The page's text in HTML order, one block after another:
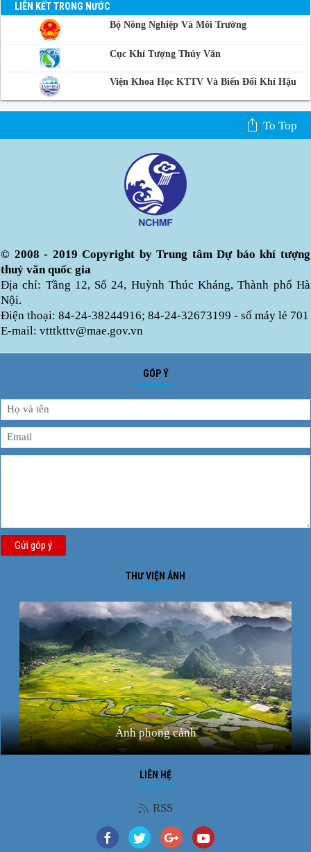
LIÊN KẾT TRONG NƯỚC
Bộ Nông Nghiệp Và Môi Trường
Cục Khí Tượng Thủy Văn
Viện Khoa Học KTTV Và Biến Đổi Khí Hậu
To Top
© 2008 - 2019 Copyright by Trung tâm Dự báo khí tượng
thuỷ văn quốc gia
Địa chỉ: Tầng 12, Số 24, Huỳnh Thúc Kháng, Thành phố Hà
Nội.
Điện thoại: 84-24-38244916; 84-24-32673199 - số máy lẻ 701
E-mail: vtttkttv@mae.gov.vn
GÓP Ý
Gửi góp ý
THƯ VIỆN ẢNH
Ảnh phong cảnh
LIÊN HỆ
RSS